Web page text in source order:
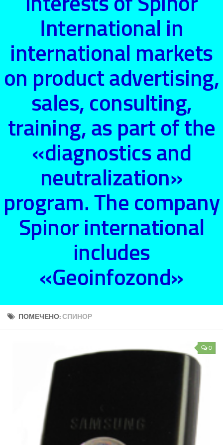
International in
international markets
on product advertising,
sales, consulting,
training, as part of the
«diagnostics and
neutralization»
program. The company
Spinor international
includes
«Geoinfozond»
ПОМЕЧЕНО:СПИНОР
0